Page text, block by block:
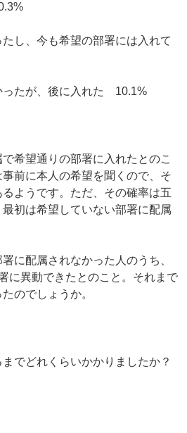
し、今も希望の部署には入れて
ったが、後に入れた 10.1%
希望通りの部署に入れたとのこ
前に本人の希望を聞くので、そ
ようです。ただ、その確率は五
初は希望していない部署に配属
に配属されなかった人のうち、
に異動できたとのこと。それまで
のでしょうか。
でどれくらいかかりましたか？